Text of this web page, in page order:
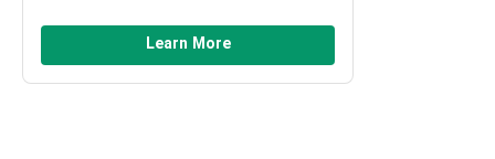
Learn More